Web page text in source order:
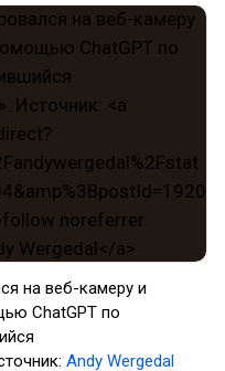
на веб-камеру и
ChatGPT по
Andy Wergedal